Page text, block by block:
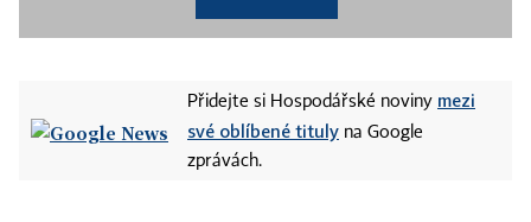
Přidejte si Hospodářské noviny mezi
své oblíbené tituly na Google
zprávách.